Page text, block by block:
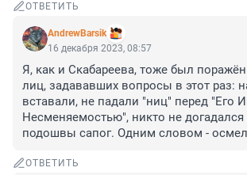
ОТВЕТИТЬ
AndrewBarsik
16 декабря 2023, 08:57
Я, как и Скабареева, тоже был
лиц, задававших вопросы в этот раз:
вставали, не падали "ниц" перед "Его
Несменяемостью", никто не
подошвы сапог. Одним словом -
ОТВЕТИТЬ